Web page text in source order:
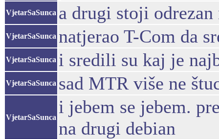
VjetarSaSunca a drugi stoji odrezan
VjetarSaSunca natjerao T-Com da
VjetarSaSunca i sredili su kaj je
VjetarSaSunca sad MTR više ne
VjetarSaSunca
i jebem se jebem.
na drugi debian